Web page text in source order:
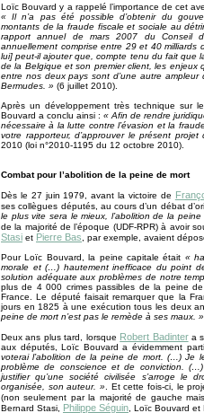
Loïc Bouvard y a rappelé l’importance de cet
« Il n’a pas été possible d’obtenir du
montants de la fraude fiscale et sociale au
rapport annuel de mars 2007 du Conseil
annuellement comprise entre 29 et 40 milliards
lui] peut-il ajouter que, compte tenu du fait que
de la Belgique et son premier client, les enjeux
entre nos deux pays sont d’une autre ampleur
Bermudes. » (6 juillet 2010).
Après un développement très technique sur
Bouvard a conclu ainsi : « Afin de rendre
nécessaire à la lutte contre l’évasion et la
votre rapporteur, d’approuver le présent projet
2010 (loi n°2010-1195 du 12 octobre 2010).
Combat pour l’abolition de la peine de mort
Dès le 27 juin 1979, avant la victoire de
ses collègues députés, au cours d’un débat
le plus vite sera le mieux, l’abolition de la
de la majorité de l’époque (UDF-RPR) à avoir
Stasi et Pierre Bas , par exemple, avaient
Pour Loïc Bouvard, la peine capitale était «
morale et (…) hautement inefficace du point
solution adéquate aux problèmes de notre
plus de 4 000 crimes passibles de la peine
France. Le député faisait remarquer que la
jours en 1825 à une exécution tous les deux
peine de mort n’est pas le remède à ses maux. »
Deux ans plus tard, lorsque Robert Badintera
aux députés, Loïc Bouvard a évidemment
voterai l’abolition de la peine de mort. (…) Je
problème de conscience et de conviction.
justifier qu’une société civilisée s’arroge le
organisée, son auteur. » . Et cette fois-ci, le
(non seulement par la majorité de gauche
Bernard Stasi, Philippe Séguin , Loïc Bouvard